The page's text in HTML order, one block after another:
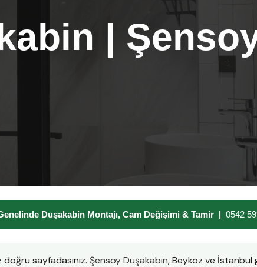
|
Duşakabin Montajı, Cam Değişimi & Tamir | 0542
doğru sayfadasınız. Şensoy Duşakabin, Beykoz ve İstanbul